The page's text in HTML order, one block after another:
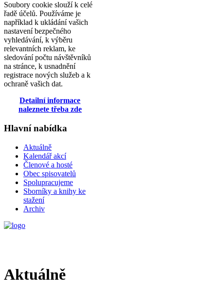
Soubory cookie slouží k celé
řadě účelů. Používáme je
například k ukládání vašich
nastavení bezpečného
vyhledávání, k výběru
relevantních reklam, ke
sledování počtu návštěvníků
na stránce, k usnadnění
registrace nových služeb a k
ochraně vašich dat.
Detailní informace
naleznete třeba zde
Hlavní nabídka
Aktuálně
Kalendář akcí
Členové a hosté
Obec spisovatelů
Spolupracujeme
Sborníky a knihy ke
stažení
Archiv
Aktuálně